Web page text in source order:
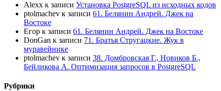
Alexx к записи Установка PostgreSQL из исходных кодов
ptolmachev к записи 61. Белянин Андрей. Джек на
Востоке
Егор к записи 61. Белянин Андрей. Джек на Востоке
DonGan к записи 71. Братья Стругацкие. Жук в
муравейнике
ptolmachev к записи 38. Домбровская Г., Новиков Б.,
Бейликова А. Оптимизация запросов в PostgreSQL
Рубрики